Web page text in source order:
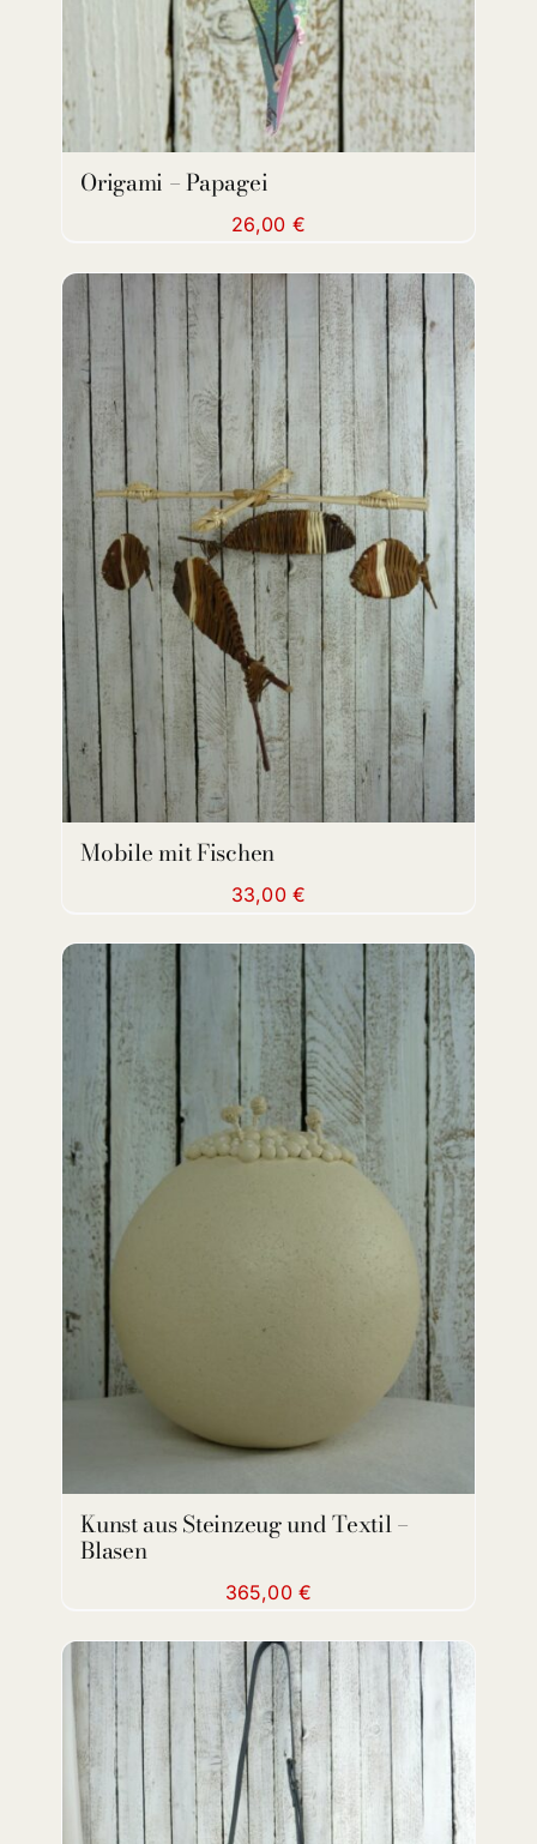
Origami – Papagei
26,00 €
DETAILS
Mobile mit Fischen
33,00€
Kunst aus Steinzeug und Textil –
Blasen
365,00€